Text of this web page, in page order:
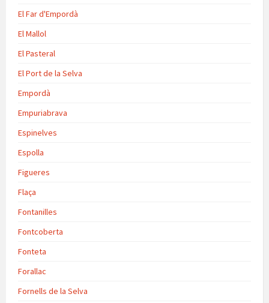
El Far d'Empordà
El Mallol
El Pasteral
El Port de la Selva
Empordà
Empuriabrava
Espinelves
Espolla
Figueres
Flaça
Fontanilles
Fontcoberta
Fonteta
Forallac
Fornells de la Selva